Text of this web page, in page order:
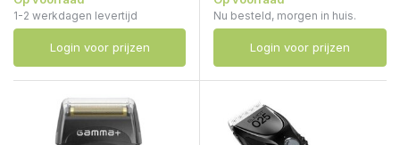
1-2 werkdagen levertijd
Login voor prijzen
Nu besteld, morgen in huis.
Login voor prijzen